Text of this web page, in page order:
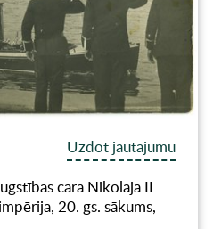
Uzdot jautājumu
cara Nikolaja II
20. gs. sākums,